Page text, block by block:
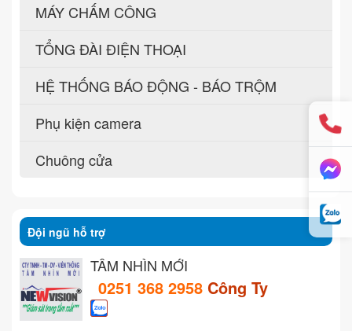
MÁY CHẤM CÔNG
TỔNG ĐÀI ĐIỆN THOẠI
HỆ THỐNG BÁO ĐỘNG - BÁO TRỘM
Phụ kiện camera
Chuông cửa
Đội ngũ hỗ trợ
TẦM NHÌN MỚI
0251 368 2958 Công Ty